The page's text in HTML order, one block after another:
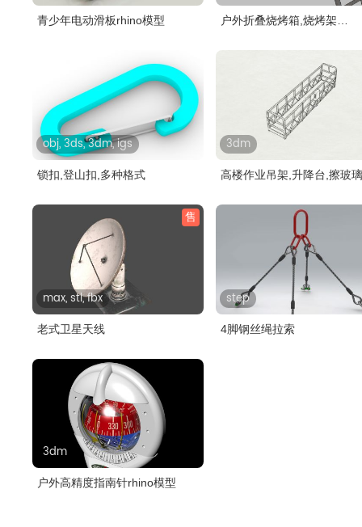
青少年电动滑板rhino模型
户外折叠烧烤箱,烧烤架
obj, 3ds, 3dm, igs
锁扣,登山扣,多种格式
3dm
高楼作业吊架,升降台,擦玻
售
max, stl, fbx
老式卫星天线
step
4脚钢丝绳拉索
3dm
户外高精度指南针rhino模型